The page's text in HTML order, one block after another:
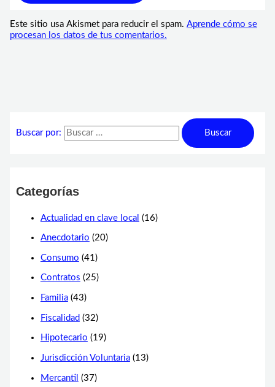
Este sitio usa Akismet para reducir el spam. Aprende cómo se
procesan los datos de tus comentarios.
Buscar por:
Categorías
Actualidad en clave local (16)
Anecdotario (20)
Consumo (41)
Contratos (25)
Familia(43)
Fiscalidad (32)
Hipotecario (19)
Jurisdicción Voluntaria(13)
Mercantil (37)